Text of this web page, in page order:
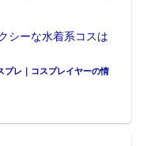
受けが一般化し､
ると思います。あ
増えもっと身近に
？
シーな水着系コスは
プレ｜コスプレイヤーの情